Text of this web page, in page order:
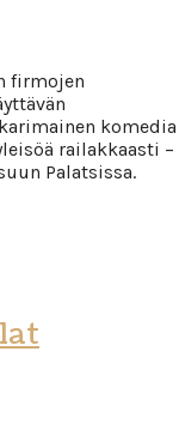
firmojen
komedia
railakkaasti –
Palatsissa.